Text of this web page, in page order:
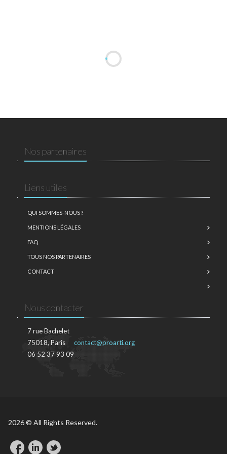
Nos partenaires
Liens utiles
QUI SOMMES-NOUS ?
MENTIONS LÉGALES
FAQ
TOUS NOS PARTENAIRES
CONTACT
Nous contacter
7 rue Bachelet
75018, Paris
06 52 37 93 09
contact@proarti.org
2026 © All Rights Reserved.